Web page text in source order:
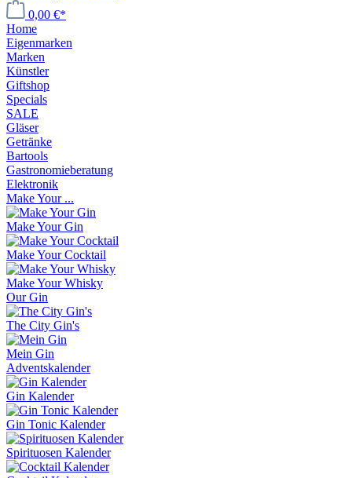
0,00 €*
Home
Eigenmarken
Marken
Künstler
Giftshop
Specials
SALE
Gläser
Getränke
Bartools
Gastronomieberatung
Elektronik
Make Your ...
Make Your Gin
Make Your Cocktail
Make Your Whisky
Our Gin
The City Gin's
Mein Gin
Adventskalender
Gin Kalender
Gin Tonic Kalender
Spirituosen Kalender